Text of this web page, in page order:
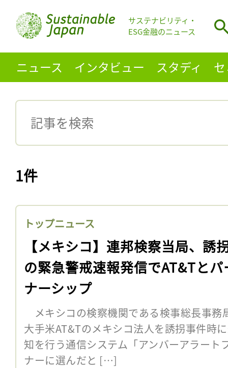
サステナビリティ・
ESG金融のニュース
ニュース インタビュー スタディ
1件
トップニュース
【メキシコ】連邦検察当局、誘
の緊急警戒速報発信でAT&Tとパ
ナーシップ
メキシコの検察機関である検事総長事務
大手米AT&Tのメキシコ法人を誘拐事件時
知を行う通信システム「アンバーアラート
ナーに選んだと […]